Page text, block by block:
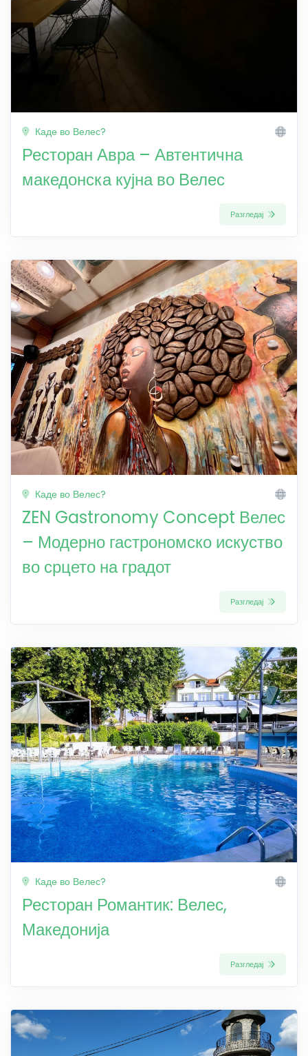
Каде во Велес?
Ресторан Авра – Автентична
македонска кујна во Велес
Разгледај
Каде во Велес?
ZEN Gastronomy Concept Велес
– Модерно гастрономско искуство
во срцето на градот
Разгледај
Каде во Велес?
Ресторан Романтик: Велес,
Македонија
Разгледај